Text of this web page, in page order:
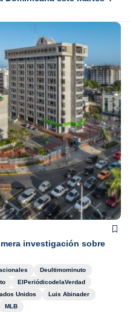
investigación sobre
Deultimominuto
ElPeriódicodelaVerdad
Unidos
Luis Abinader
MLB